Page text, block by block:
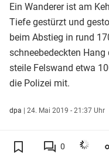
Ein Wanderer ist am
Tiefe gestürzt und
beim Abstieg in rund
schneebedeckten
steile Felswand etwa
die Polizei mit.
dpa | 24. Mai 2019 - 21:37 Uhr
0